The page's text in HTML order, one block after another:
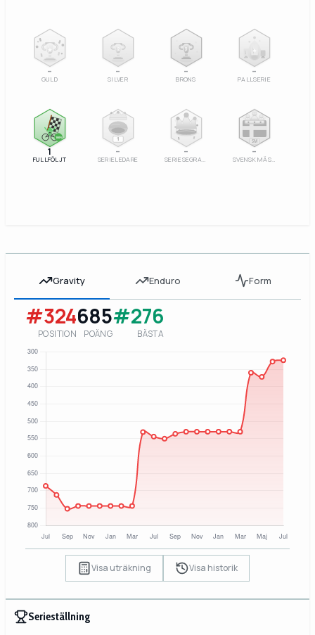
Gravity Enduro Form
#324
POSITION
685
POÄNG
#276
BÄSTA
Visa uträkning Visa historik
Serieställning
–
GULD
–
SILVER
3
–
BRONS
–
PALLSERIE
100%
1
FULLFÖLJT
1
–
SERIELEDARE
–
SERIESEGRARE
SM
–
SVENSK MÄSTARE